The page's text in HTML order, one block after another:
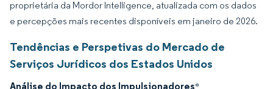
proprietária da Mordor Intelligence, atualizada com os dados
e percepções mais recentes disponíveis em janeiro de 2026.
Tendências e Perspetivas do Mercado de
Serviços Jurídicos dos Estados Unidos
Análise do Impacto dos Impulsionadores*